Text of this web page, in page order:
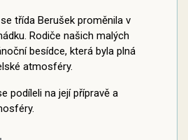
třída Berušek proměnila v
Rodiče našich malých
besídce, která byla plná
atmosféry.
podíleli na její přípravě a